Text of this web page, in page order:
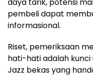
daya tarik, potensi
pembeli dapat
informasional.
Riset, pemeriksaan
hati-hati adalah
Jazz bekas yang